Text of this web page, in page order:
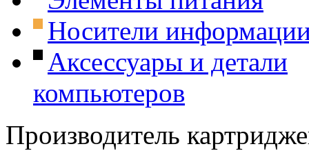
Носители
Аксессуары и детали
компьютеров
Производитель